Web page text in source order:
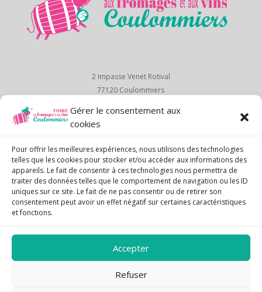
Gérer le consentement aux
cookies
Pour offrir les meilleures expériences, nous utilisons des technologies
telles que les cookies pour stocker et/ou accéder aux informations des
appareils. Le fait de consentir à ces technologies nous permettra de
traiter des données telles que le comportement de navigation ou les ID
uniques sur ce site. Le fait de ne pas consentir ou de retirer son
consentement peut avoir un effet négatif sur certaines caractéristiques
et fonctions.
Accepter
Refuser
2 Impasse Venet Rotival
77120 Coulommiers
01 64 03 22 92
foire.fromage@orange.fr
Accueil
À propos
Le programme
Infos pratiques
Exposants
Contact